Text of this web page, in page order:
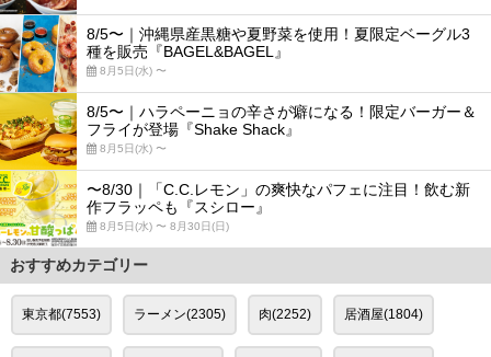
8/5〜｜沖縄県産黒糖や夏野菜を使用！夏限定ベーグル3
種を販売『BAGEL&BAGEL』
8月5日(水) 〜
8/5〜｜ハラペーニョの辛さが癖になる！限定バーガー＆
フライが登場『Shake Shack』
8月5日(水) 〜
〜8/30｜「C.C.レモン」の爽快なパフェに注目！飲む新
作フラッペも『スシロー』
8月5日(水) 〜 8月30日(日)
おすすめカテゴリー
東京都(7553) ラーメン(2305) 肉(2252) 居酒屋(1804)